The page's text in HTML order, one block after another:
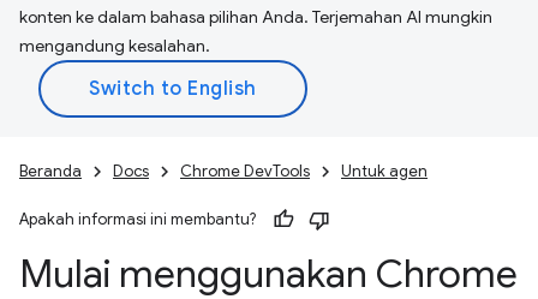
konten ke dalam bahasa pilihan Anda. Terjemahan AI mungkin
mengandung kesalahan.
Beranda Docs Chrome DevTools Untuk agen
Apakah informasi ini membantu?
Mulai menggunakan Chrome